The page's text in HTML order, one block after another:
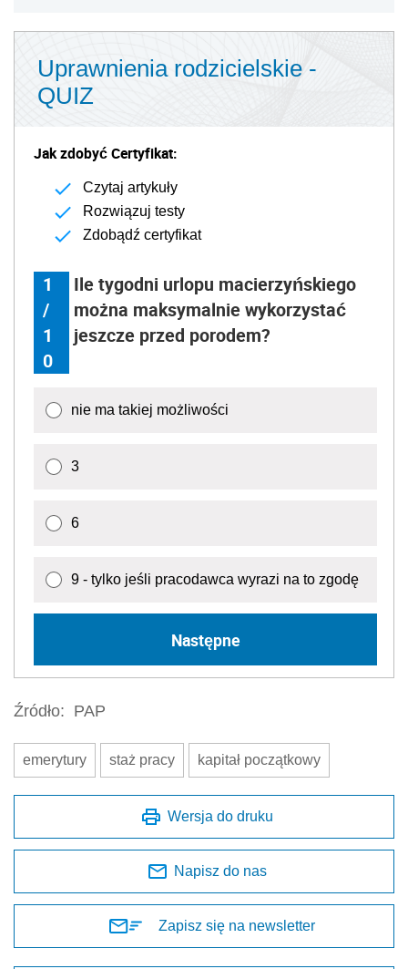
Uprawnienia rodzicielskie -
QUIZ
Jak zdobyć Certyfikat:
Czytaj artykuły
Rozwiązuj testy
Zdobądź certyfikat
1
/
1
0
Ile tygodni urlopu macierzyńskiego
można maksymalnie wykorzystać
jeszcze przed porodem?
nie ma takiej możliwości
3
6
9 - tylko jeśli pracodawca wyrazi na to zgodę
Następne
Źródło: PAP
emerytury staż pracy kapitał początkowy
Wersja do druku
Napisz do nas
Zapisz się na newsletter